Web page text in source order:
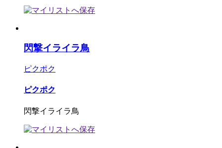
閃撃イライラ鳥
ピクポク
ピクポク
閃撃イライラ鳥